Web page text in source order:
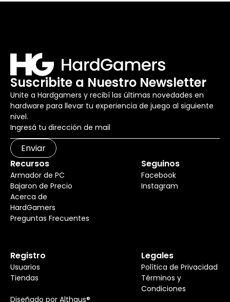
Suscribite a Nuestro Newsletter
Unite a Hardgamers y recibí las últimas novedades en
hardware para llevar tu experiencia de juego al siguiente
nivel.
Enviar
Recursos
Armador de PC
Bajaron de Precio
Acerca de
HardGamers
Preguntas Frecuentes
Seguinos
Facebook
Instagram
Registro
Usuarios
Tiendas
Legales
Política de Privacidad
Términos y
Condiciones
Diseñado por Althaus®